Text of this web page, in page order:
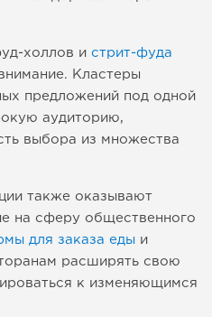
холлов и стрит-фуда
Кластеры
предложений под одной
аудиторию,
выбора из множества
также оказывают
на сферу общественного
для заказа еды и
расширять свою
к изменяющимся